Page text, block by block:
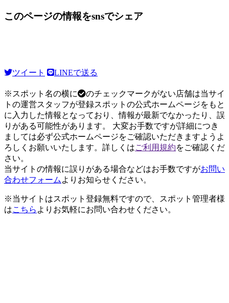
このページの情報をsnsでシェア
ツイート LINEで送る
※スポット名の横に
のチェックマークがない店舗は当サイ
トの運営スタッフが登録スポットの公式ホームページをもと
に入力した情報となっており、情報が最新でなかったり、誤
りがある可能性があります。 大変お手数ですが詳細につき
ましては必ず公式ホームページをご確認いただきますようよ
ろしくお願いいたします。詳しくはご利用規約をご確認くだ
さい。
当サイトの情報に誤りがある場合などはお手数ですがお問い
合わせフォーム よりお知らせください。
※当サイトはスポット登録無料ですので、スポット管理者様
はこちら よりお気軽にお問い合わせください。